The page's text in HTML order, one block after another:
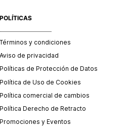
POLÍTICAS
Términos y condiciones
Aviso de privacidad
Políticas de Protección de Datos
Política de Uso de Cookies
Política comercial de cambios
Política Derecho de Retracto
Promociones y Eventos